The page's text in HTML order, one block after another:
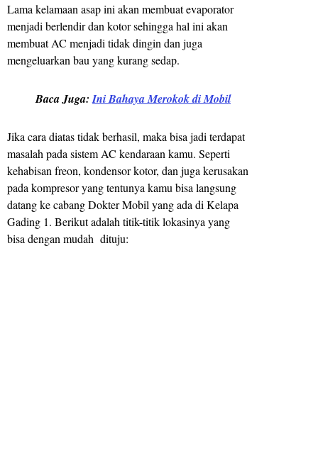
Lama kelamaan asap ini akan membuat evaporator
menjadi berlendir dan kotor sehingga hal ini akan
membuat AC menjadi tidak dingin dan juga
mengeluarkan bau yang kurang sedap.
Baca Juga:Ini Bahaya Merokok di Mobil
Jika cara diatas tidak berhasil, maka bisa jadi terdapat
masalah pada sistem AC kendaraan kamu. Seperti
kehabisan freon, kondensor kotor, dan juga kerusakan
pada kompresor yang tentunya kamu bisa langsung
datang ke cabang Dokter Mobil yang ada di Kelapa
Gading 1. Berikut adalah titik-titik lokasinya yang
bisa dengan mudah dituju: